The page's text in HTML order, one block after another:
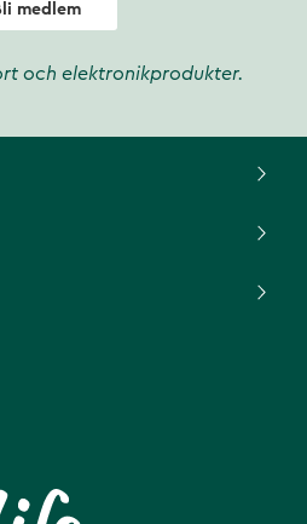
medlem
och elektronikprodukter.